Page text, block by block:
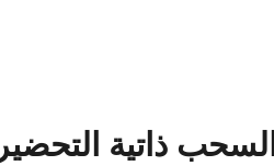
ذاتية التحضير